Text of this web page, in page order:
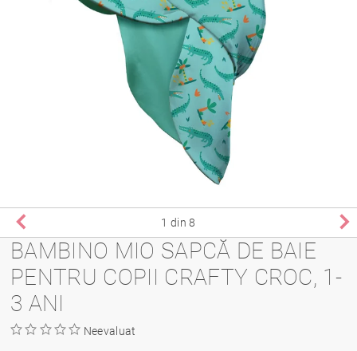
1 din 8
BAMBINO MIO SAPCĂ DE BAIE
PENTRU COPII CRAFTY CROC, 1-
3 ANI
Neevaluat